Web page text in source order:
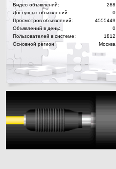
Видео объявлений:
288
Доступных объявлений:
0
Просмотров объявлений:
4555449
Объявлений в день:
0
Пользователей в системе:
1812
Основной регион:
Москва